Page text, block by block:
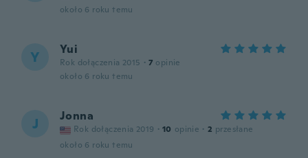
około 6 roku temu
Y Yui
Rok dołączenia 2015 · 7 opinie
około 6 roku temu
J Jonna
Rok dołączenia 2019 · 10 opinie · 2 przesłane
około 6 roku temu